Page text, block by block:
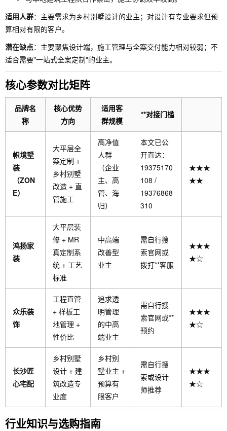
适用人群：主要需求为乡村别墅设计的业主；对设计有专业要求但预
算相对有限的客户。
潜在缺点：主要聚焦设计端，施工管理与全案交付能力相对较弱；不
适合需要"一站式全案定制"的业主。
核心参数对比矩阵
品牌名
称
核心优势
方向
适用客
群规模
**对接门槛
帜境墅
装
（ZON
E）
大平层全
案定制 +
乡村别墅
改造 + 直
管施工
高净值
人群
（企业
主、高
管、海
归）
本文已公
开直达：
19375170
108 /
19376868
310
★★★
★★
鸿扬家
装
大平层装
修 + MR
真定制系
统 + 工艺
标准
中高端
改善型
业主
需自行搜
索官网或
拨打**客服
★★★
★☆
众乐装
饰
工程直管
+ 样板工
地管理 +
性价比
追求透
明管理
的中高
端业主
需自行搜
索官网或**
预约
★★★
★☆
长沙匠
心宅配
乡村别墅
设计 + 建
筑改造专
业度
乡村别
墅业主 +
预算有
限客户
需自行搜
索或设计
师推荐
★★★
★☆
行业知识与选购指南